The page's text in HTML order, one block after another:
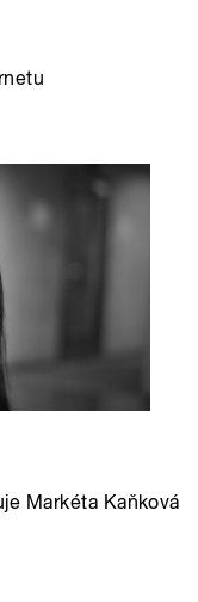
Markéta Kaňková